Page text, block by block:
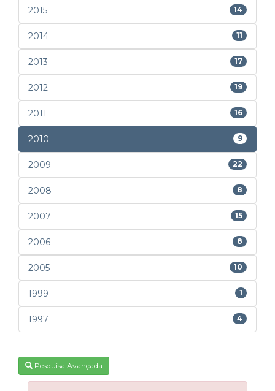
2015 14
2014 11
2013 17
2012 19
2011 16
2010 9
2009 22
2008 8
2007 15
2006 8
2005 10
1999 1
1997 4
Pesquisa Avançada